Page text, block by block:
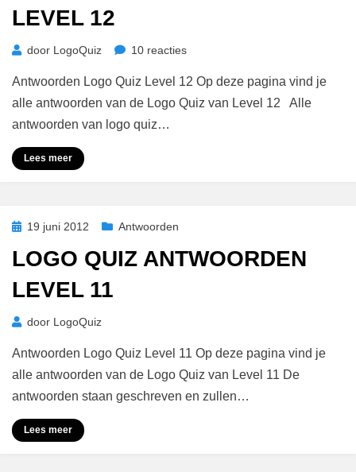
LEVEL 12
door LogoQuiz 10 reactiesop
Quiz
Antwoorden
Antwoorden Logo Quiz Level 12 Op deze pagina vind je
alle antwoorden van de Logo Quiz van Level 12 Alle
antwoorden van logo quiz…
Lees meer
Geplaatst
19 juni 2012 Antwoorden
LOGO QUIZ ANTWOORDEN
LEVEL 11
door LogoQuiz
Antwoorden Logo Quiz Level 11 Op deze pagina vind je
alle antwoorden van de Logo Quiz van Level 11 De
antwoorden staan geschreven en zullen…
Lees meer